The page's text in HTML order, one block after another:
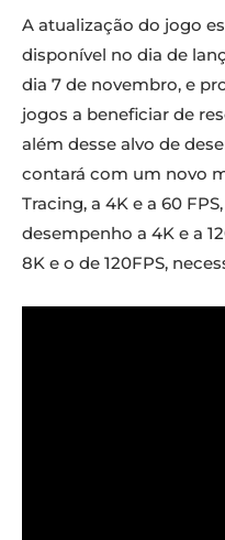
A atualização do jogo
disponível no dia de
dia 7 de novembro, e
jogos a beneficiar de
além desse alvo de
contará com um novo
Tracing, a 4K e a 60
desempenho a 4K e a
8K e o de 120FPS,